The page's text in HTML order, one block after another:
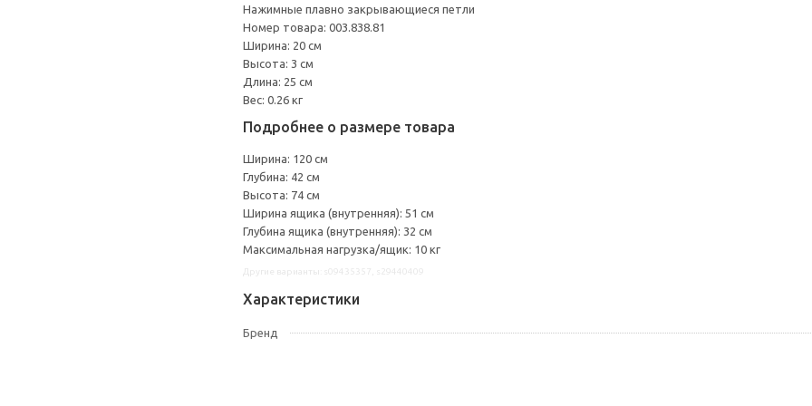
Нажимные плавно закрывающиеся петли
Номер товара: 003.838.81
Ширина: 20 см
Высота: 3 см
Длина: 25 см
Вес: 0.26 кг
Подробнее о размере товара
Ширина: 120 см
Глубина: 42 см
Высота: 74 см
Ширина ящика (внутренняя): 51 см
Глубина ящика (внутренняя): 32 см
Максимальная нагрузка/ящик: 10 кг
Характеристики
Бренд